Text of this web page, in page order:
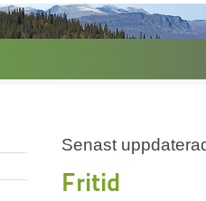
Senast
Fritid